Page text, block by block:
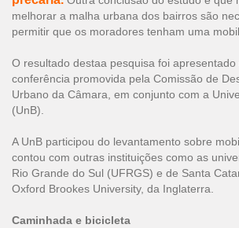
melhorar a malha urbana dos bairros são
permitir que os moradores tenham uma
O resultado destaa pesquisa foi apresentado
conferência promovida pela Comissão de
Urbano da Câmara, em conjunto com a
(UnB).
A UnB participou do levantamento sobre
contou com outras instituições como as
Rio Grande do Sul (UFRGS) e de Santa
Oxford Brookes University, da Inglaterra.
Caminhada e bicicleta